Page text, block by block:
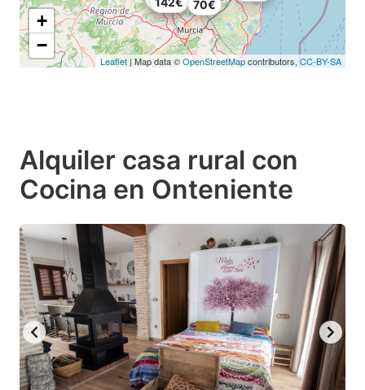
70€
+
−
Leaflet | Map data ©OpenStreetMapcontributors, CC-BY-SA
Alquiler casa rural con
Cocina en Onteniente